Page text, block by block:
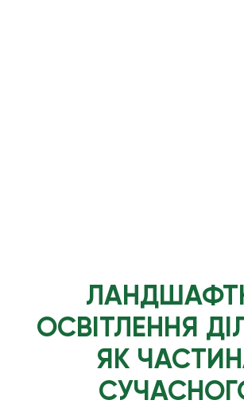
ОСВІТЛЕННЯ
ЯК